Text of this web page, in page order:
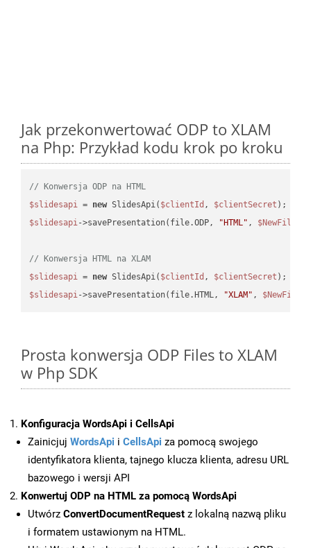
Jak przekonwertować ODP to XLAM
na Php: Przykład kodu krok po kroku
// Konwersja ODP na HTML
$slidesapi = new SlidesApi( $clientId , $clientSecret
$slidesapi->savePresentation(file.ODP, "HTML" , $NewFile
// Konwersja HTML na XLAM
$slidesapi = new SlidesApi( $clientId , $clientSecret
$slidesapi->savePresentation(file.HTML, "XLAM" , $NewFile
Prosta konwersja ODP Files to XLAM
w Php SDK
Konfiguracja WordsApi i CellsApi
Zainicjuj WordsApi i CellsApi za pomocą swojego
identyfikatora klienta, tajnego klucza klienta, adresu URL
bazowego i wersji API
Konwertuj ODP na HTML za pomocą WordsApi
Utwórz ConvertDocumentRequest z lokalną nazwą pliku
i formatem ustawionym na HTML.